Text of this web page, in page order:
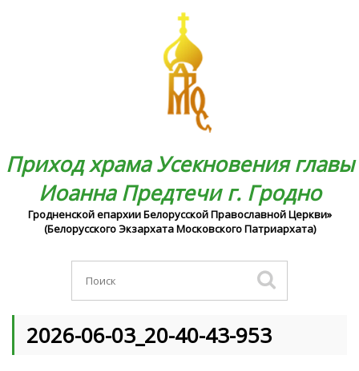
Приход храма Усекновения главы
Иоанна Предтечи г. Гродно
Гродненской епархии Белорусской Православной Церкви»
(Белорусского Экзархата Московского Патриархата)
2026-06-03_20-40-43-953